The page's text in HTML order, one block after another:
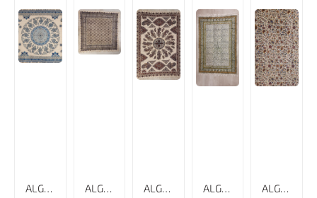
ALGODÓN ESTAMPADO A MANO,160 CM X 240 CM, GHALAMKAR ALGODÓN ESTAMPADO, 120 CM X 120 CM, GHALAMKAR; MANTEL, TAPIZ ALGODÓN ESTAMPADO, 135 CM X 200 CM, GHALAMKAR; MANTEL, TAPIZ, CUBRECAMA, CUBRESOFÁ ALGODÓN ESTAMPADO, 150 CM X 100 CM, GHALAMKAR; MANTEL, TAPIZ, ALGODÓN ESTAMPADO, 220 CM X 280 CM, GHALAMKAR; MANTEL, TAPIZ, CUBRECAMA, CUBRESOFÁ